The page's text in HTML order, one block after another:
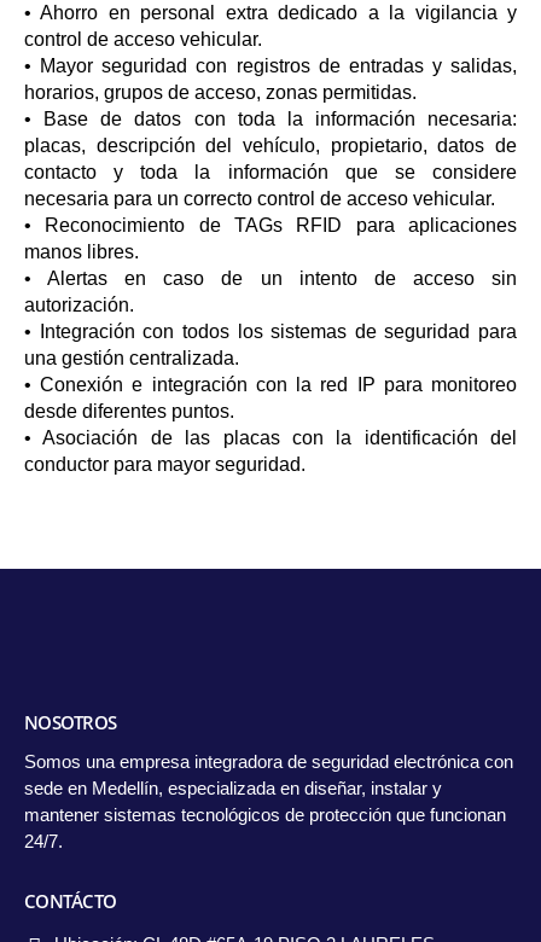
• Ahorro en personal extra dedicado a la vigilancia y
control de acceso vehicular.
• Mayor seguridad con registros de entradas y salidas,
horarios, grupos de acceso, zonas permitidas.
• Base de datos con toda la información necesaria:
placas, descripción del vehículo, propietario, datos de
contacto y toda la información que se considere
necesaria para un correcto control de acceso vehicular.
• Reconocimiento de TAGs RFID para aplicaciones
manos libres.
• Alertas en caso de un intento de acceso sin
autorización.
• Integración con todos los sistemas de seguridad para
una gestión centralizada.
• Conexión e integración con la red IP para monitoreo
desde diferentes puntos.
• Asociación de las placas con la identificación del
conductor para mayor seguridad.
NOSOTROS
Somos una empresa integradora de seguridad electrónica con
sede en Medellín, especializada en diseñar, instalar y
mantener sistemas tecnológicos de protección que funcionan
24/7.
CONTÁCTO